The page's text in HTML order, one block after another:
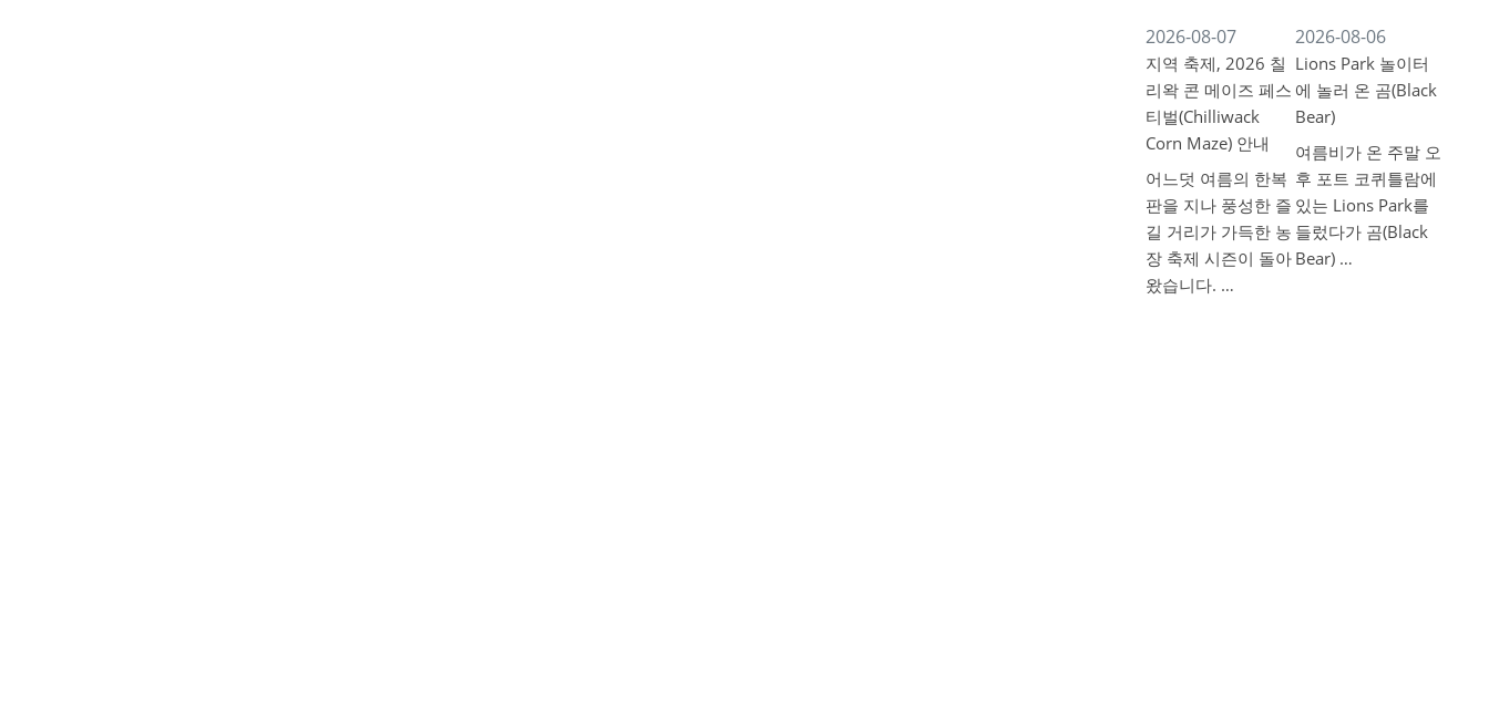
2026-08-07
지역 축제, 2026 칠
리왁 콘 메이즈 페스
티벌(Chilliwack
Corn Maze) 안내
어느덧 여름의 한복
판을 지나 풍성한 즐
길 거리가 가득한 농
장 축제 시즌이 돌아
왔습니다. …
2026-08-06
Lions Park 놀이터
에 놀러 온 곰(Black
Bear)
여름비가 온 주말 오
후 포트 코퀴틀람에
있는 Lions Park를
들렀다가 곰(Black
Bear) …